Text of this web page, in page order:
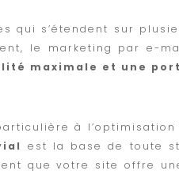
qui s’étendent sur
le marketing par e-
maximale et une
à
est la base de toute
que votre site offre